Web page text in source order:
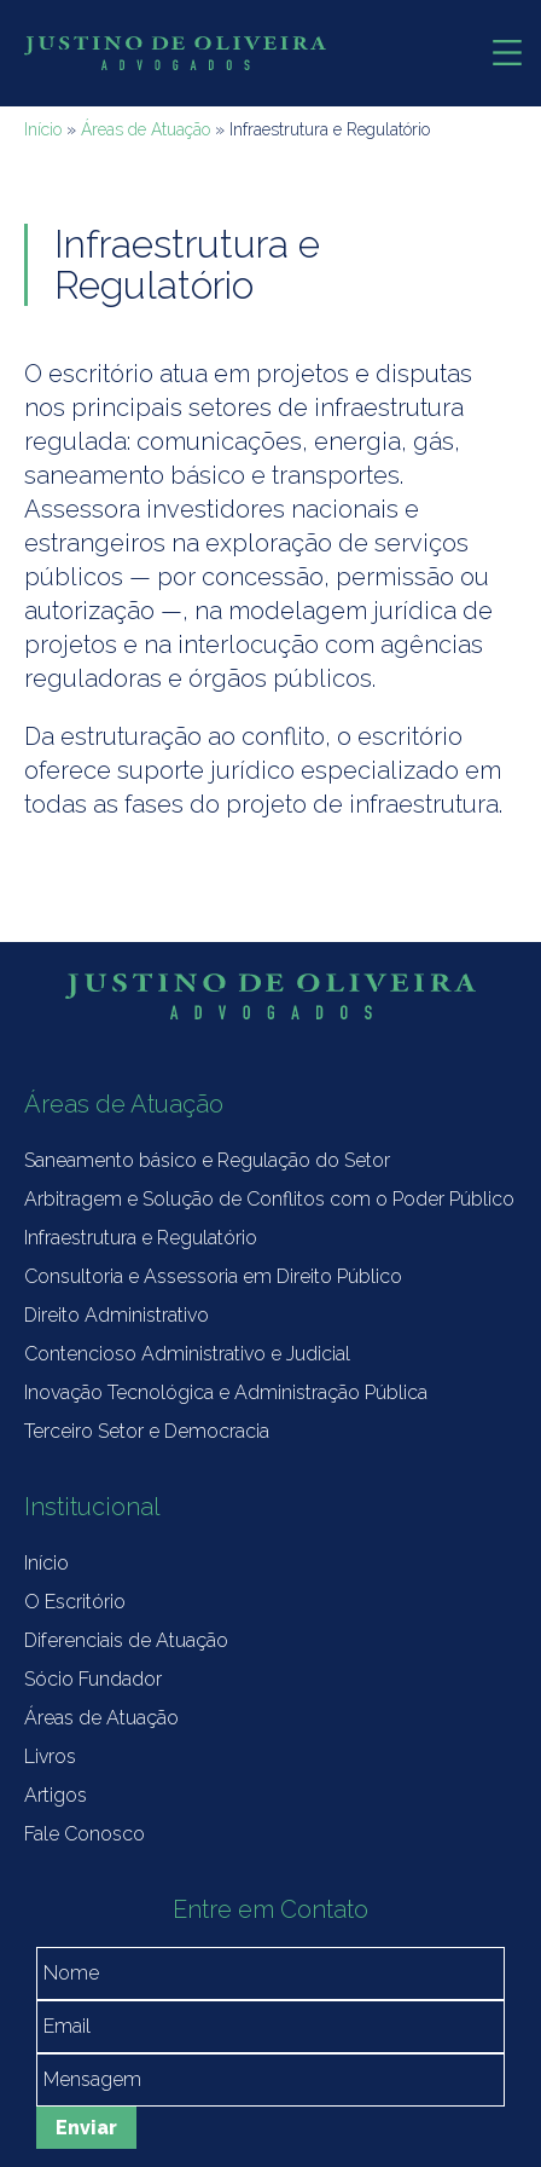
Início » Áreas de Atuação » Infraestrutura e Regulatório
Infraestrutura e
Regulatório
O escritório atua em projetos e disputas
nos principais setores de infraestrutura
regulada: comunicações, energia, gás,
saneamento básico e transportes.
Assessora investidores nacionais e
estrangeiros na exploração de serviços
públicos — por concessão, permissão ou
autorização —, na modelagem jurídica de
projetos e na interlocução com agências
reguladoras e órgãos públicos.
Da estruturação ao conflito, o escritório
oferece suporte jurídico especializado em
todas as fases do projeto de infraestrutura.
Áreas de Atuação
Saneamento básico e Regulação do Setor
Arbitragem e Solução de Conflitos com o Poder Público
Infraestrutura e Regulatório
Consultoria e Assessoria em Direito Público
Direito Administrativo
Contencioso Administrativo e Judicial
Inovação Tecnológica e Administração Pública
Terceiro Setor e Democracia
Institucional
Início
O Escritório
Diferenciais de Atuação
Sócio Fundador
Áreas de Atuação
Livros
Artigos
Fale Conosco
Entre em Contato